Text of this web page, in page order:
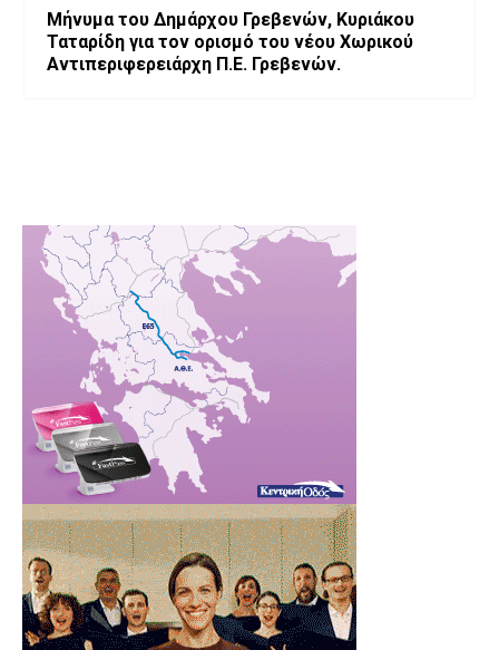
Μήνυμα του Δημάρχου Γρεβενών, Κυριάκου
Ταταρίδη για τον ορισμό του νέου Χωρικού
Αντιπεριφερειάρχη Π.Ε. Γρεβενών.